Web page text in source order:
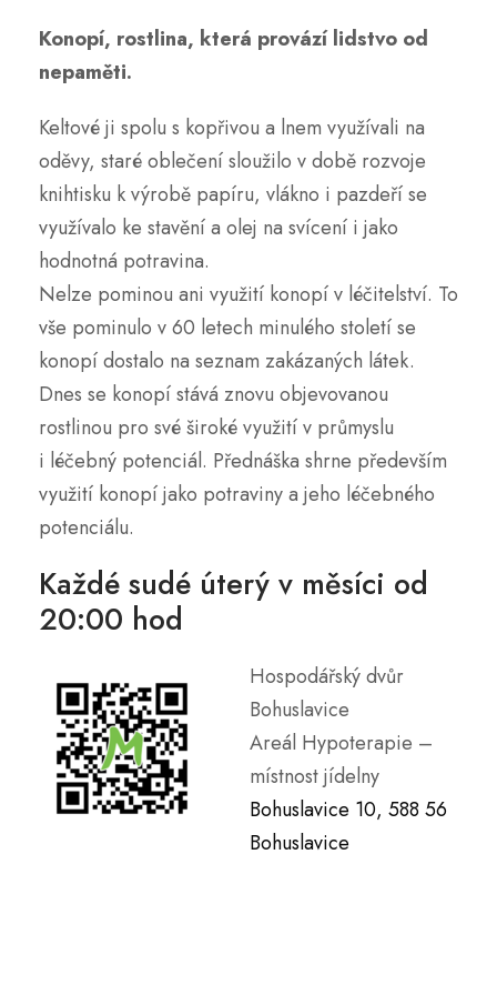
Konopí, rostlina, která provází lidstvo od
nepaměti.
Keltové ji spolu s kopřivou a lnem využívali na
oděvy, staré oblečení sloužilo v době rozvoje
knihtisku k výrobě papíru, vlákno i pazdeří se
využívalo ke stavění a olej na svícení i jako
hodnotná potravina.
Nelze pominou ani využití konopí v léčitelství. To
vše pominulo v 60 letech minulého století se
konopí dostalo na seznam zakázaných látek.
Dnes se konopí stává znovu objevovanou
rostlinou pro své široké využití v průmyslu
i léčebný potenciál. Přednáška shrne především
využití konopí jako potraviny a jeho léčebného
potenciálu.
Každé sudé úterý v měsíci od
20:00 hod
Hospodářský dvůr
Bohuslavice
Areál Hypoterapie –
místnost jídelny
Bohuslavice 10, 588 56
Bohuslavice